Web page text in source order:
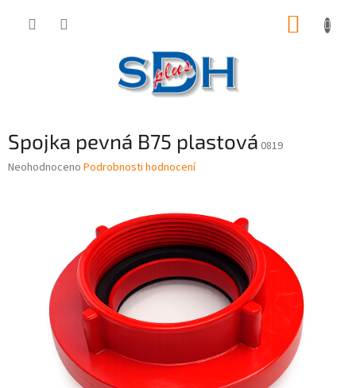
Spojka pevná B75 plastová 0819
Průměrné
Neohodnoceno Podrobnosti hodnocení